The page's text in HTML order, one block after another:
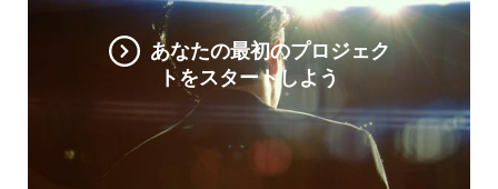
あなたの最初のプロジェク
トをスタートしよう